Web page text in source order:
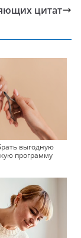
цитат
выгодную
программу